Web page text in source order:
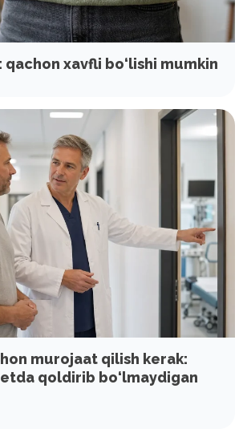
qachon xavfli bo‘lishi mumkin
murojaat qilish kerak:
qoldirib bo‘lmaydigan